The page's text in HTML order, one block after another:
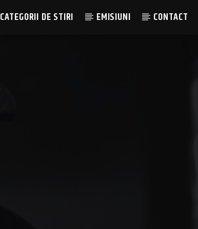
CATEGORII DE STIRI EMISIUNI CONTACT